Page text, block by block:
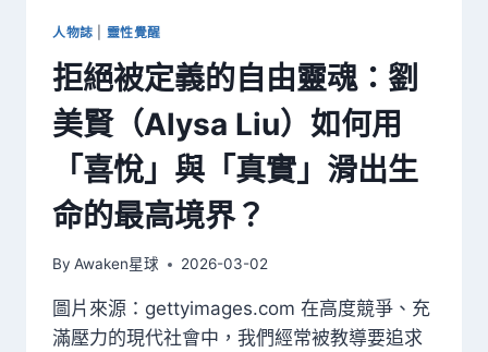
的
整
指
南
人物誌 靈性覺醒
拒絕被定義的自由靈魂：劉
美賢（Alysa Liu）如何用
「喜悅」與「真實」滑出生
命的最高境界？
By Awaken星球 2026-03-02
圖片來源：gettyimages.com 在高度競爭、充
滿壓力的現代社會中，我們經常被教導要追求